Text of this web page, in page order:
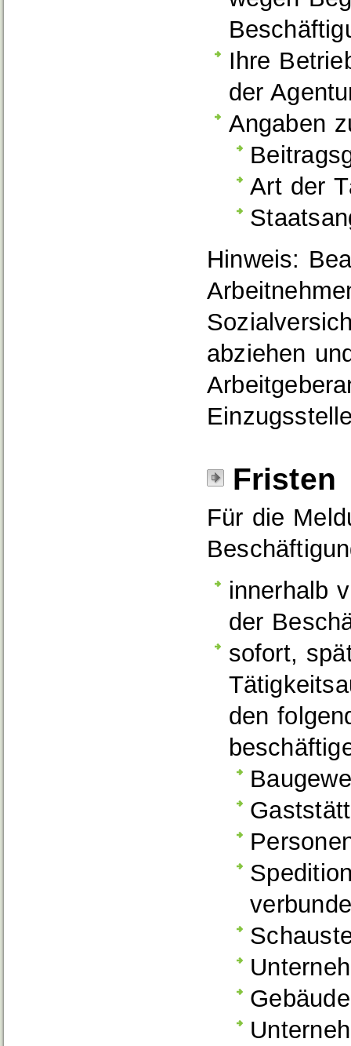
Ihre
der
Angaben
Art der
Hinweis:
abziehen
Fristen
Für die
innerhalb
der
sofort,
den